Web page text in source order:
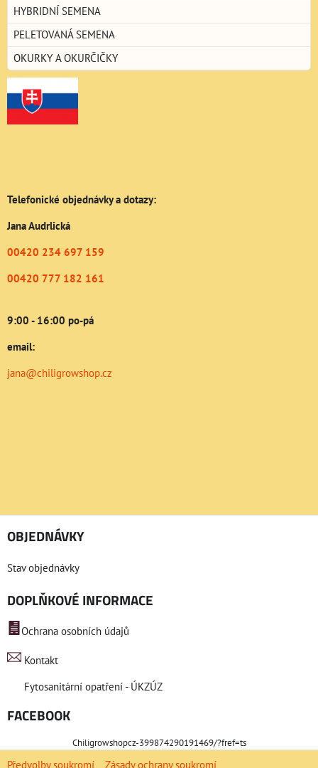
HYBRIDNÍ SEMENA
PELETOVANÁ SEMENA
OKURKY A OKURČIČKY
Telefonické objednávky a dotazy:
Jana Audrlická
00420 234 697 159
00420 777 182 161
9:00 - 16:00 po-pá
email:
jana@chiligrowshop.cz
OBJEDNÁVKY
Stav objednávky
DOPLŇKOVÉ INFORMACE
Ochrana osobních údajů
Kontakt
Fytosanitární opatření - ÚKZÚZ
FACEBOOK
Chiligrowshopcz-399874290191469/?fref=ts
Předvolby soukromí Zásady ochrany soukromí